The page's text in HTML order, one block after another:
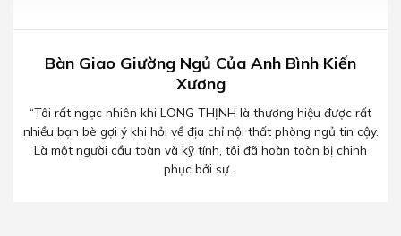
Bàn Giao Giường Ngủ Của Anh Bình Kiến
Xương
“Tôi rất ngạc nhiên khi LONG THỊNH là thương hiệu được rất
nhiều bạn bè gợi ý khi hỏi về địa chỉ nội thất phòng ngủ tin cậy.
Là một người cầu toàn và kỹ tính, tôi đã hoàn toàn bị chinh
phục bởi sự...